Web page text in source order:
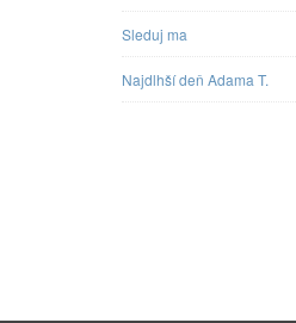
Sleduj ma
Najdlhší deň Adama T.